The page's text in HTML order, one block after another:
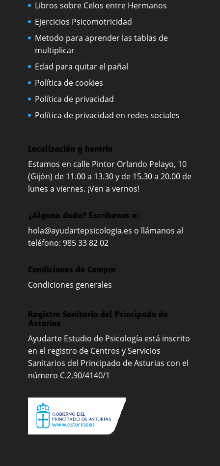
Libros sobre Celos entre Hermanos
Ejercicios Psicomotricidad
Metodo para aprender las tablas de
multiplicar
Edad para quitar el pañal
Política de cookies
Política de privacidad
Política de privacidad en redes sociales
Localización y horario
Estamos en calle Pintor Orlando Pelayo, 10
(Gijón) de 11.00 a 13.30 y de 15.30 a 20.00 de
lunes a viernes. ¡Ven a vernos!
¿Alguna duda? Escríbenos a:
hola@ayudartepsicologia.es o llámanos al
teléfono: 985 33 82 02
Condiciones de Compra
Condiciones generales
Registro Sanitario del Principado de
Asturias
Ayudarte Estudio de Psicología está inscrito
en el registro de Centros y Servicios
Sanitarios del Principado de Asturias con el
número C.2.90/4140/1